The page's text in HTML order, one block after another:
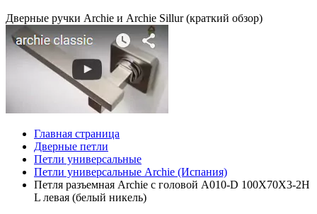
Дверные ручки Archie и Archie Sillur (краткий обзор)
Главная страница
Дверные петли
Петли универсальные
Петли универсальные Archie (Испания)
Петля разъемная Archie с головой A010-D 100X70X3-2H
L левая (белый никель)